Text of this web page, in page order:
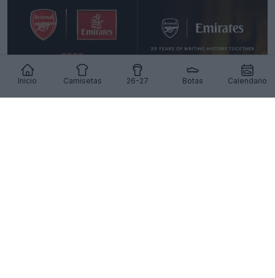
Inicio Camisetas 26-27 Botas Calendario